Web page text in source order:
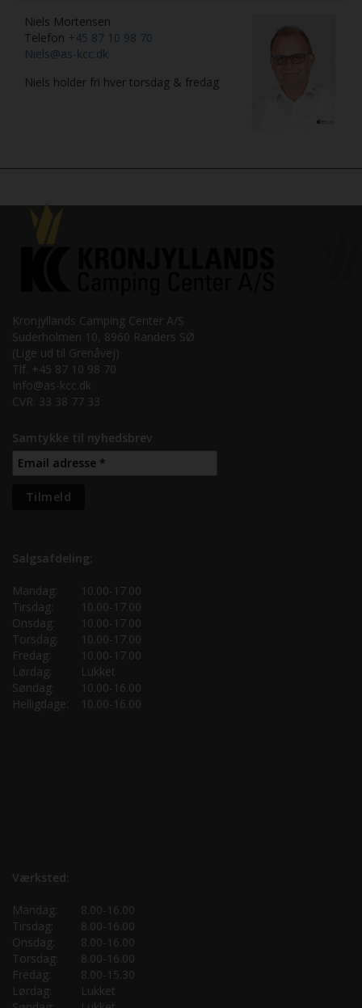
Niels Mortensen
Telefon +45 87 10 98 70
Niels@as-kcc.dk
Niels holder fri hver torsdag & fredag
Kronjyllands Camping Center A/S
Suderholmen 10, 8960 Randers SØ
(Lige ud til Grenåvej)
Tlf. +45 87 10 98 70
Info@as-kcc.dk
CVR: 33 38 77 33
Samtykke til nyhedsbrev
Salgsafdeling:
Mandag:
10.00-17.00
Tirsdag:
10.00-17.00
Onsdag:
10.00-17.00
Torsdag:
10.00-17.00
Fredag:
10.00-17.00
Lørdag:
Lukket
Søndag:
10.00-16.00
Helligdage:
10.00-16.00
Værksted:
Mandag:
8.00-16.00
Tirsdag:
8.00-16.00
Onsdag:
8.00-16.00
Torsdag:
8.00-16.00
Fredag:
8.00-15.30
Lørdag:
Lukket